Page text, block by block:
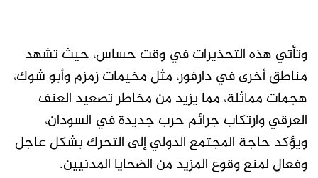
وتأتي هذه التحذيرات في وقت حساس، حيث تشهد
مناطق أخرى في دارفور، مثل مخيمات زمزم وأبو شوك،
هجمات مماثلة، مما يزيد من مخاطر تصعيد العنف
العرقي وارتكاب جرائم حرب جديدة في السودان،
ويؤكد حاجة المجتمع الدولي إلى التحرك بشكل عاجل
وفعال لمنع وقوع المزيد من الضحايا المدنيين.